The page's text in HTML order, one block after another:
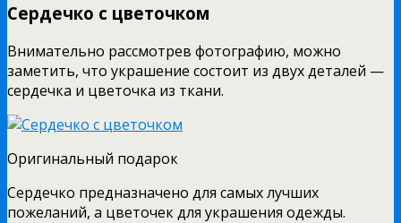
Сердечко с цветочком
Внимательно рассмотрев фотографию, можно
заметить, что украшение состоит из двух деталей —
сердечка и цветочка из ткани.
Оригинальный подарок
Сердечко предназначено для самых лучших
пожеланий, а цветочек для украшения одежды.